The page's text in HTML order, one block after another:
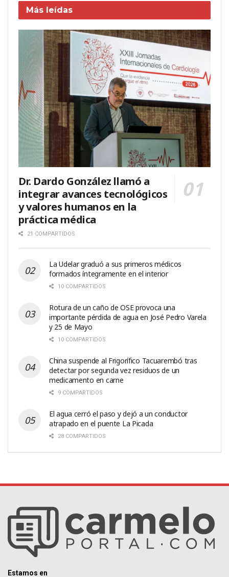
Más leídas
Dr. Dardo González llamó a
integrar avances tecnológicos
y valores humanos en la
práctica médica
21 COMPARTIDOS
La Udelar graduó a sus primeros médicos
formados íntegramente en el interior
10 COMPARTIDOS
Rotura de un caño de OSE provoca una
importante pérdida de agua en José Pedro Varela
y 25 de Mayo
10 COMPARTIDOS
China suspende al Frigorífico Tacuarembó tras
detectar por segunda vez residuos de un
medicamento en carne
9 COMPARTIDOS
El agua cerró el paso y dejó a un conductor
atrapado en el puente La Picada
28 COMPARTIDOS
Estamos en